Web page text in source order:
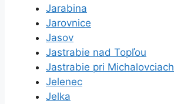
Jarabina
Jarovnice
Jasov
Jastrabie nad Topľou
Jastrabie pri Michalovciach
Jelenec
Jelka